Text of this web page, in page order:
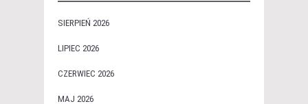
SIERPIEŃ 2026
LIPIEC 2026
CZERWIEC 2026
MAJ 2026